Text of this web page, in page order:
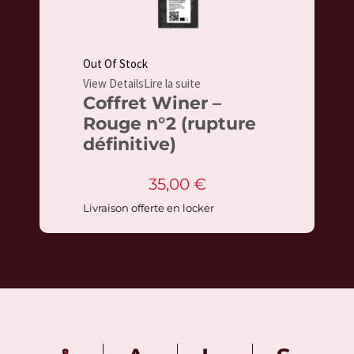
Out Of Stock
View DetailsLire la suite
Coffret Winer –
Rouge n°2 (rupture
définitive)
35,00 €
Livraison offerte en locker